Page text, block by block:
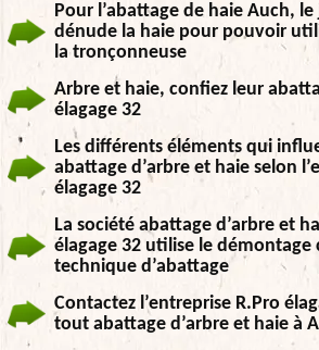
Pour l’abattage de haie Auch,
dénude la haie pour pouvoir
la tronçonneuse
Arbre et haie, confiez leur
élagage 32
Les différents éléments qui
abattage d’arbre et haie selon
élagage 32
La société abattage d’arbre et
élagage 32 utilise le démontage
technique d’abattage
Contactez l’entreprise R.Pro
tout abattage d’arbre et haie à